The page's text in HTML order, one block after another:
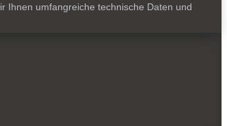
Ihnen umfangreiche technische Daten und